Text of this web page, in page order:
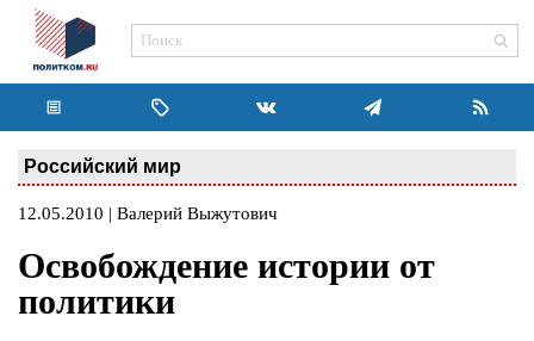
Российский мир
12.05.2010 | Валерий Выжутович
Освобождение истории от
политики